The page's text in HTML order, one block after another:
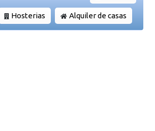
Hosterias Alquiler de casas